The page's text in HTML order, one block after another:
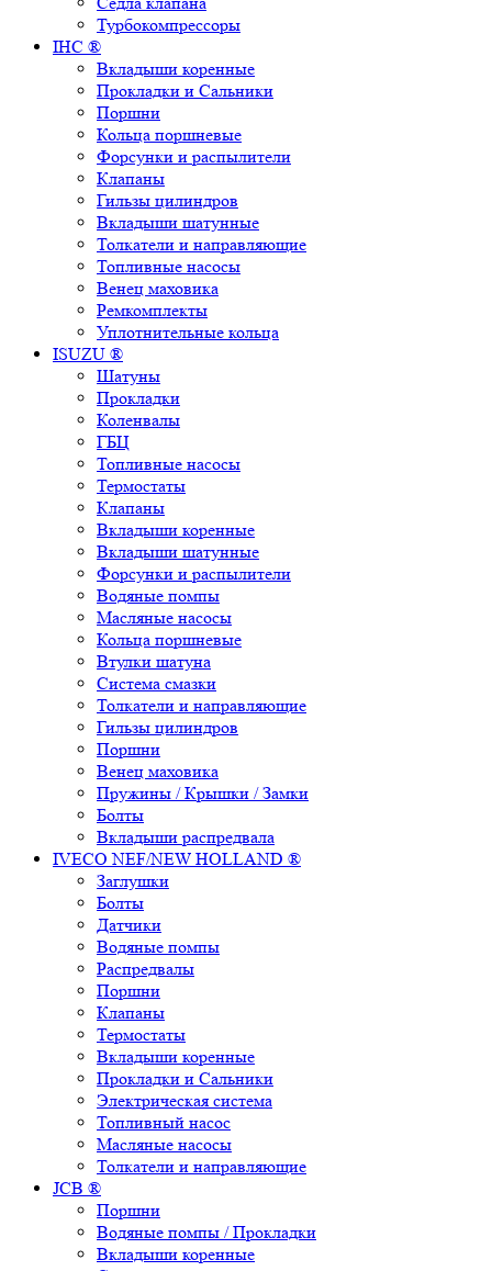
Турбокомпрессоры
IHC ®
Вкладыши коренные
Прокладки и Сальники
Поршни
Кольца поршневые
Форсунки и распылители
Клапаны
Гильзы цилиндров
Вкладыши шатунные
Толкатели и направляющие
Топливные насосы
Венец маховика
Ремкомплекты
Уплотнительные кольца
ISUZU ®
Шатуны
Прокладки
Коленвалы
ГБЦ
Топливные насосы
Термостаты
Клапаны
Вкладыши коренные
Вкладыши шатунные
Форсунки и распылители
Водяные помпы
Масляные насосы
Кольца поршневые
Втулки шатуна
Система смазки
Толкатели и направляющие
Гильзы цилиндров
Поршни
Венец маховика
Пружины / Крышки / Замки
Болты
Вкладыши распредвала
IVECO NEF/NEW HOLLAND ®
Заглушки
Болты
Датчики
Водяные помпы
Распредвалы
Поршни
Клапаны
Термостаты
Вкладыши коренные
Прокладки и Сальники
Электрическая система
Топливный насос
Масляные насосы
Толкатели и направляющие
JCB ®
Поршни
Водяные помпы / Прокладки
Вкладыши коренные